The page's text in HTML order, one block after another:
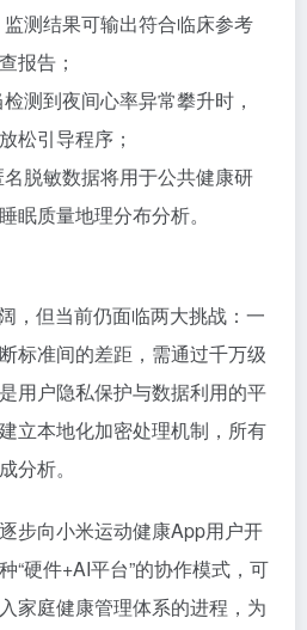
测结果可输出符合临床参考
报告；
测到夜间心率异常攀升时，
松引导程序；
脱敏数据将用于公共健康研
眠质量地理分布分析。
，但当前仍面临两大挑战：一
标准间的差距，需通过千万级
用户隐私保护与数据利用的平
立本地化加密处理机制，所有
分析。
步向小米运动健康App用户开
“硬件+AI平台”的协作模式，可
家庭健康管理体系的进程，为